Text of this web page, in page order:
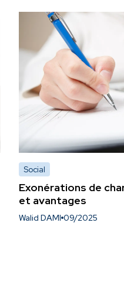
Social
Exonérations de
et avantages
Walid DAMI 09/2025